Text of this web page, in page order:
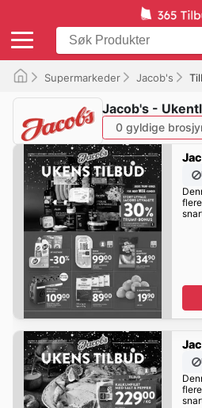
Supermarkeder Jacob's
Jacob's -
0 gyldige